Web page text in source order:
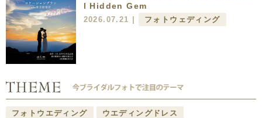
l Hidden Gem
2026.07.21 | フォトウェディング
フォトウエディング ウエディングドレス